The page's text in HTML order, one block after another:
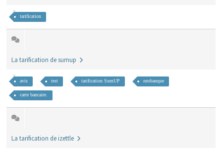
tarification
La tarification de sumup
avis test tarification SumUP neobanque
carte bancaire.
La tarification de izettle